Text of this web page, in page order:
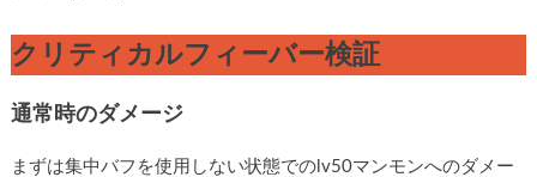
クリティカルフィーバー検証
通常時のダメージ
まずは集中バフを使用しない状態でのlv50マンモンへのダメー